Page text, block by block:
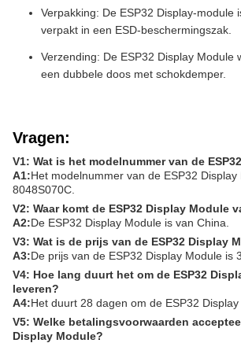
Verpakking: De ESP32 Display-module
verpakt in een ESD-beschermingszak.
Verzending: De ESP32 Display Module
een dubbele doos met schokdemper.
Vragen:
V1: Wat is het modelnummer van de
A1:Het modelnummer van de ESP32 Display
8048S070C.
V2: Waar komt de ESP32 Display Module
A2:De ESP32 Display Module is van China.
V3: Wat is de prijs van de ESP32 Display
A3:De prijs van de ESP32 Display Module is
V4: Hoe lang duurt het om de ESP32
leveren?
A4:Het duurt 28 dagen om de ESP32 Display
V5: Welke betalingsvoorwaarden
Display Module?